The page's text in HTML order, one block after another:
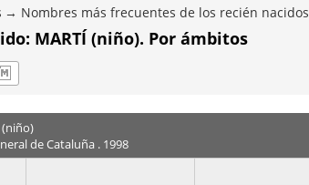
Nombres más frecuentes de los recién nacidos
MARTÍ (niño). Por ámbitos
de Cataluña . 1998